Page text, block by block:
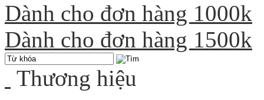
Dành cho đơn hàng 1000k
Dành cho đơn hàng 1500k
Thương hiệu